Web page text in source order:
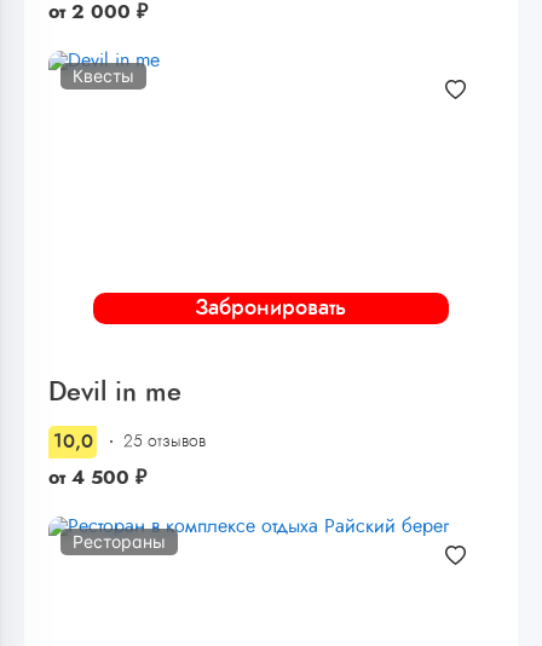
от 2 000 ₽
Забронировать
Квесты
Devil in me
10,0 25 отзывов
от 4 500 ₽
Рестораны